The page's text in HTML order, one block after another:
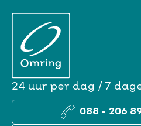
24 uur per dag / 7
088 - 206